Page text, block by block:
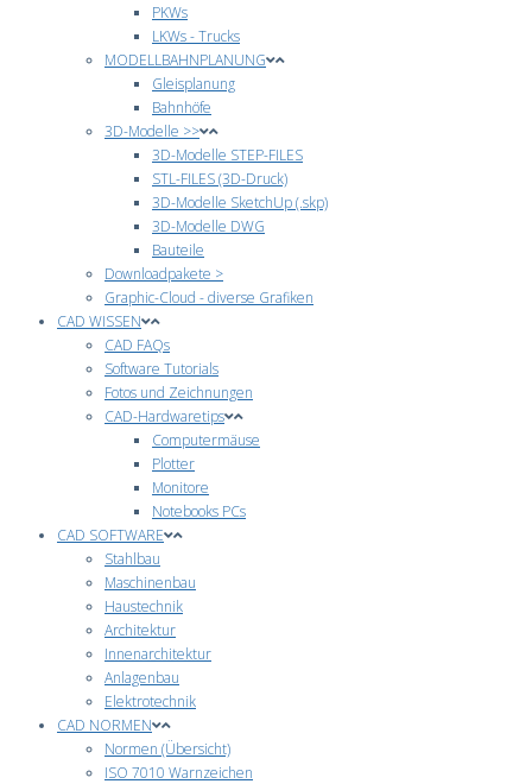
PKWs
LKWs - Trucks
MODELLBAHNPLANUNG
Gleisplanung
Bahnhöfe
3D-Modelle >>
3D-Modelle STEP-FILES
STL-FILES (3D-Druck)
3D-Modelle SketchUp (.skp)
3D-Modelle DWG
Bauteile
Downloadpakete >
Graphic-Cloud - diverse Grafiken
CAD WISSEN
CAD FAQs
Software Tutorials
Fotos und Zeichnungen
CAD-Hardwaretips
Computermäuse
Plotter
Monitore
Notebooks PCs
CAD SOFTWARE
Stahlbau
Maschinenbau
Haustechnik
Architektur
Innenarchitektur
Anlagenbau
Elektrotechnik
CAD NORMEN
Normen (Übersicht)
ISO 7010 Warnzeichen